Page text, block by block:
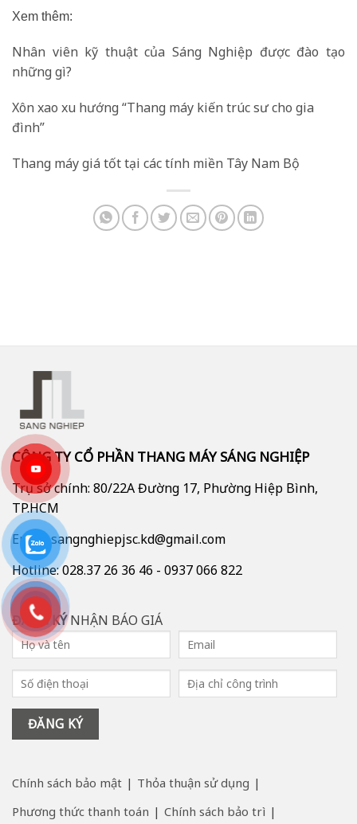
Xem thêm:
Nhân viên kỹ thuật của Sáng Nghiệp được đào tạo
những gì?
Xôn xao xu hướng “Thang máy kiến trúc sư cho gia
đình”
Thang máy giá tốt tại các tính miền Tây Nam Bộ
CÔNG TY CỔ PHẦN THANG MÁY SÁNG NGHIỆP
Trụ sở chính: 80/22A Đường 17, Phường Hiệp Bình,
TP.HCM
Email: sangnghiepjsc.kd@gmail.com
Hotline: 028.37 26 36 46 - 0937 066 822
ĐĂNG KÝNHẬN BÁO GIÁ
Chính sách bảo mật
Thỏa thuận sử dụng
Phương thức thanh toán
Chính sách bảo trì